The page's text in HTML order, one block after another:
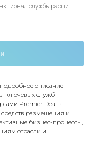
службы расши
описание
ключевых служб
Premier Deal в
размещения и
бизнес-процессы,
отрасли и